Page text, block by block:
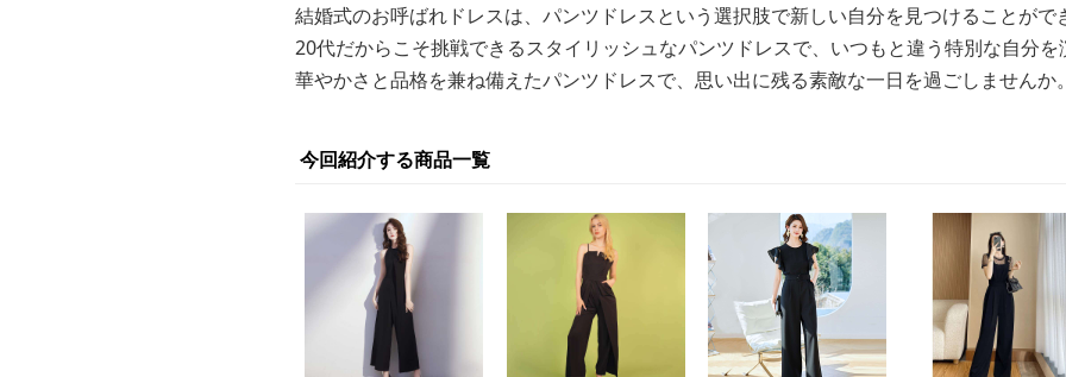
結婚式のお呼ばれドレスは、パンツドレスという選択肢で新しい自分を見つけることがで
20代だからこそ挑戦できるスタイリッシュなパンツドレスで、いつもと違う特別な自分
華やかさと品格を兼ね備えたパンツドレスで、思い出に残る素敵な一日を過ごしませんか
今回紹介する商品一覧